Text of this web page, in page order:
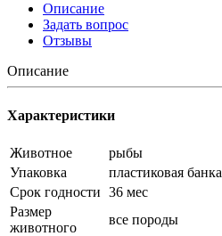
Описание
Задать вопрос
Отзывы
Описание
Характеристики
Животное
рыбы
Упаковка
пластиковая банка
Срок годности 36 мес
Размер
животного
все породы